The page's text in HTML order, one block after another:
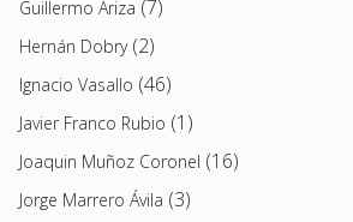
Guillermo Ariza (7)
Hernán Dobry(2)
Ignacio Vasallo (46)
Javier Franco Rubio (1)
Joaquin Muñoz Coronel (16)
Jorge Marrero Ávila (3)